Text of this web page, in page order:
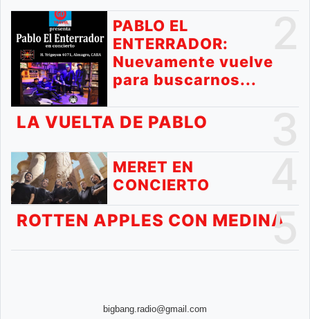
PABLO EL
ENTERRADOR:
Nuevamente vuelve
para buscarnos...
LA VUELTA DE PABLO
MERET EN
CONCIERTO
5
ROTTEN APPLES CON MEDINA
bigbang.radio@gmail.com